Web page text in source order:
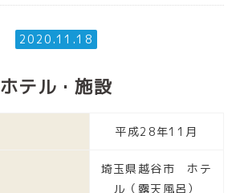
2020.11.18
ホテル・施設
平成28年11月
埼玉県越谷市 ホテ
ル（露天風呂）